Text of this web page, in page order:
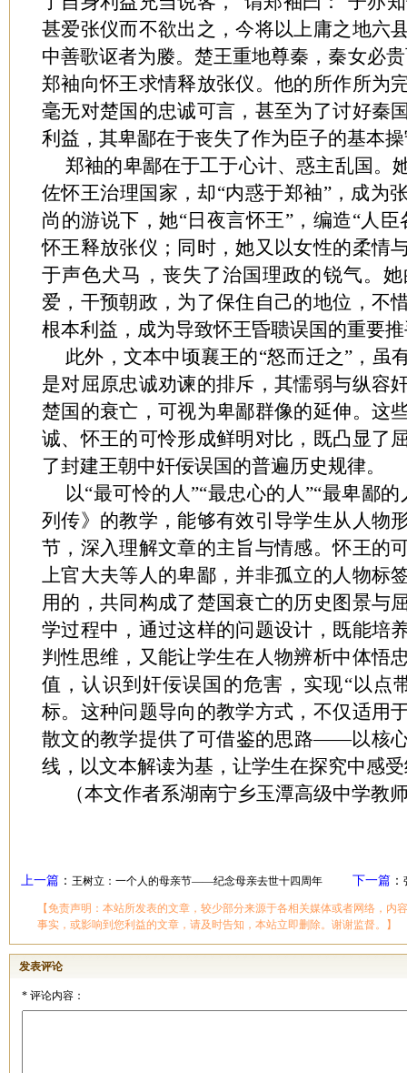
甚爱张仪而不欲出之，今将以上庸之地六
中善歌讴者为媵。楚王重地尊秦，秦女必
郑袖向怀王求情释放张仪。他的所作所为
毫无对楚国的忠诚可言，甚至为了讨好秦
利益，其卑鄙在于丧失了作为臣子的基本
郑袖的卑鄙在于工于心计、惑主乱国。
佐怀王治理国家，却“内惑于郑袖”，成为
尚的游说下，她“日夜言怀王”，编造“人
怀王释放张仪；同时，她又以女性的柔情
于声色犬马，丧失了治国理政的锐气。
爱，干预朝政，为了保住自己的地位，不
根本利益，成为导致怀王昏聩误国的重要
此外，文本中顷襄王的“怒而迁之”，虽
是对屈原忠诚劝谏的排斥，其懦弱与纵容
楚国的衰亡，可视为卑鄙群像的延伸。这
诚、怀王的可怜形成鲜明对比，既凸显了
了封建王朝中奸佞误国的普遍历史规律。
以“最可怜的人”“最忠心的人”“最卑鄙
列传》的教学，能够有效引导学生从人物
节，深入理解文章的主旨与情感。怀王的
上官大夫等人的卑鄙，并非孤立的人物标
用的，共同构成了楚国衰亡的历史图景与
学过程中，通过这样的问题设计，既能培
判性思维，又能让学生在人物辨析中体悟
值，认识到奸佞误国的危害，实现“以点
标。这种问题导向的教学方式，不仅适用
散文的教学提供了可借鉴的思路——以核
线，以文本解读为基，让学生在探究中感
（本文作者系湖南宁乡玉潭高级中学教
上一篇： 王树立：一个人的母亲节——纪念母亲去世十四周年 下一篇：
【免责声明：本站所发表的文章，较少部分来源于各相关媒体或者网络，内
事实，或影响到您利益的文章，请及时告知，本站立即删除。谢谢监督。】
发表评论
*评论内容：